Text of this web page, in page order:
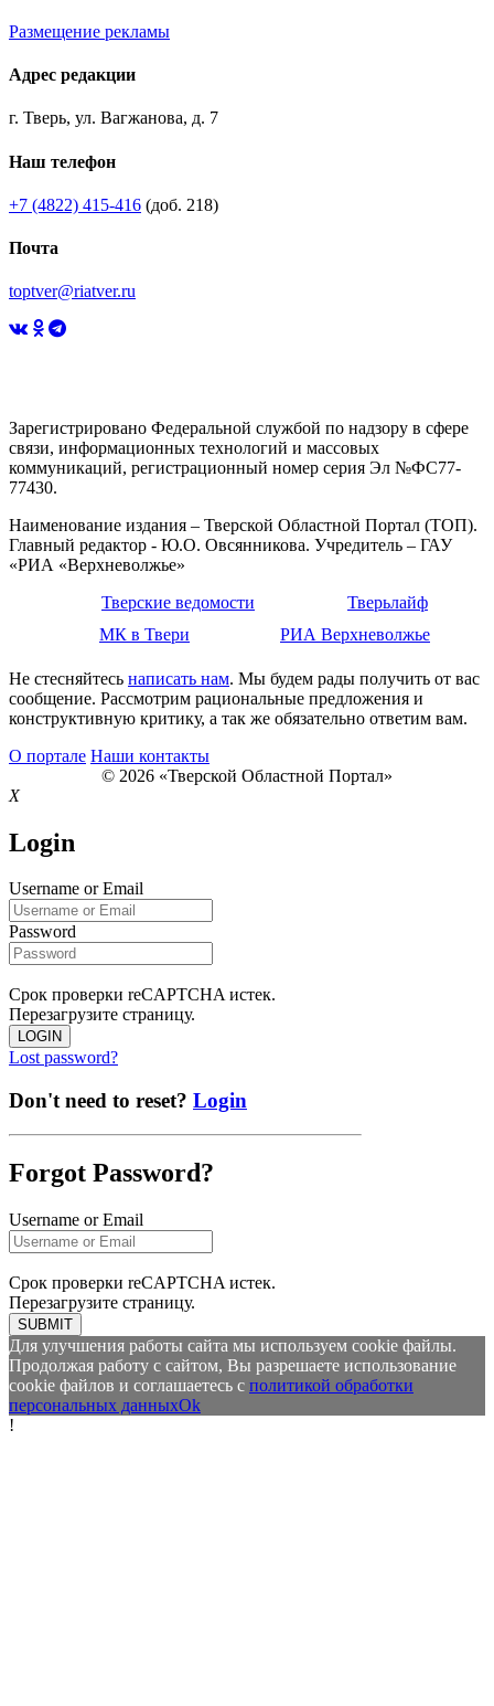
Размещение рекламы
Адрес редакции
г. Тверь, ул. Вагжанова, д. 7
Наш телефон
+7 (4822) 415-416 (доб. 218)
Почта
toptver@riatver.ru
Зарегистрировано Федеральной службой по надзору в сфере
связи, информационных технологий и массовых
коммуникаций, регистрационный номер серия Эл №ФС77-
77430.
Наименование издания – Тверской Областной Портал (ТОП).
Главный редактор - Ю.О. Овсянникова. Учредитель – ГАУ
«РИА «Верхневолжье»
Тверские ведомости
Тверьлайф
МК в Твери
РИА Верхневолжье
Не стесняйтесь написать нам. Мы будем рады получить от вас
сообщение. Рассмотрим рациональные предложения и
конструктивную критику, а так же обязательно ответим вам.
О портале Наши контакты
© 2026 «Тверской Областной Портал»
X
Login
Username or Email
Password
Срок проверки reCAPTCHA истек.
Перезагрузите страницу.
LOGIN
Lost password?
Don't need to reset? Login
Forgot Password?
Username or Email
Срок проверки reCAPTCHA истек.
Перезагрузите страницу.
SUBMIT
Для улучшения работы сайта мы используем cookie файлы.
Продолжая работу с сайтом, Вы разрешаете использование
cookie файлов и соглашаетесь с политикой обработки
персональных данныхOk
!